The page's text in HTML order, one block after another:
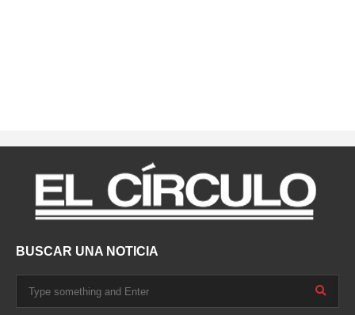
BUSCAR UNA NOTICIA